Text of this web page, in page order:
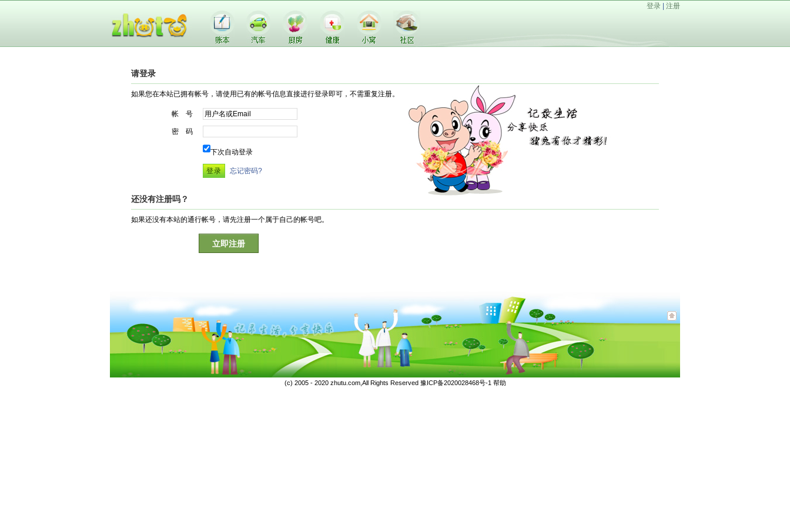
登录 注册
请登录
如果您在本站已拥有帐号，请使用已有的帐号信息直接进行登录即可，不需重复注册。
帐 号
密 码
下次自动登录
忘记密码?
还没有注册吗？
如果还没有本站的通行帐号，请先注册一个属于自己的帐号吧。
立即注册
(c) 2005 - 2020 zhutu.com,All Rights Reserved 豫ICP备2020028468号-1 帮助